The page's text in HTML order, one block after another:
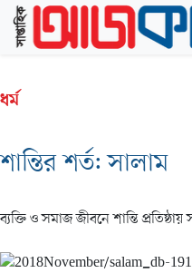
ধর্ম
শান্তির শর্ত: সালাম
ব্যক্তি ও সমাজ জীবনে শান্তি